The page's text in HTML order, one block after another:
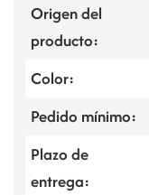
Origen del
producto:
Color:
Pedido mínimo:
Plazo de
entrega: